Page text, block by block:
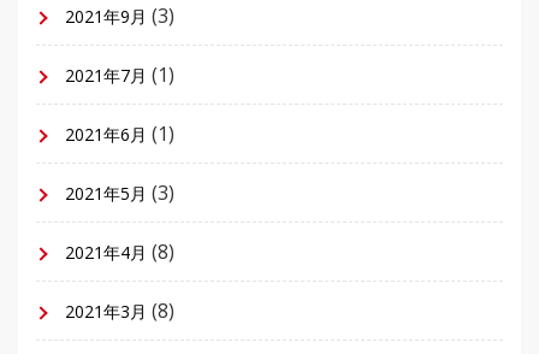
2021年9月 (3)
2021年7月 (1)
2021年6月 (1)
2021年5月 (3)
2021年4月 (8)
2021年3月 (8)